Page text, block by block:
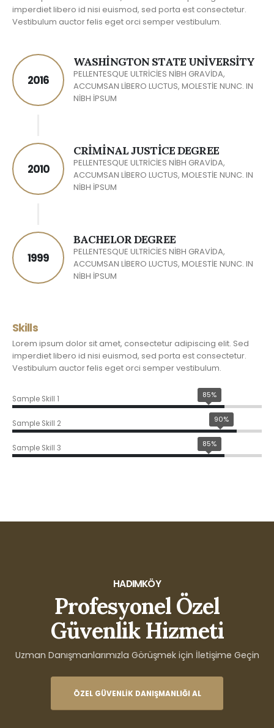
imperdiet libero id nisi euismod, sed porta est consectetur.
Vestibulum auctor felis eget orci semper vestibulum.
2016
WASHINGTON STATE UNIVERSITY
PELLENTESQUE ULTRICIES NIBH GRAVIDA,
ACCUMSAN LIBERO LUCTUS, MOLESTIE NUNC. IN
NIBH IPSUM
2010
CRIMINAL JUSTICE DEGREE
PELLENTESQUE ULTRICIES NIBH GRAVIDA,
ACCUMSAN LIBERO LUCTUS, MOLESTIE NUNC. IN
NIBH IPSUM
1999
BACHELOR DEGREE
PELLENTESQUE ULTRICIES NIBH GRAVIDA,
ACCUMSAN LIBERO LUCTUS, MOLESTIE NUNC. IN
NIBH IPSUM
Skills
Lorem ipsum dolor sit amet, consectetur adipiscing elit. Sed
imperdiet libero id nisi euismod, sed porta est consectetur.
Vestibulum auctor felis eget orci semper vestibulum.
Sample Skill 1 85%
Sample Skill 2 90%
Sample Skill 3 85%
HADIMKÖY
Profesyonel Özel
Güvenlik Hizmeti
Uzman Danışmanlarımızla Görüşmek için İletişime Geçin
ÖZEL GÜVENLIK DANIŞMANLIĞI AL